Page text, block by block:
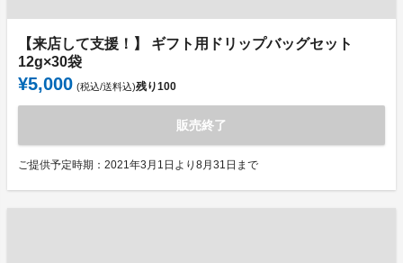
【来店して支援！】 ギフト用ドリップバッグセット
12g×30袋
¥5,000 (税込/送料込)残り100
販売終了
ご提供予定時期：2021年3月1日より8月31日まで